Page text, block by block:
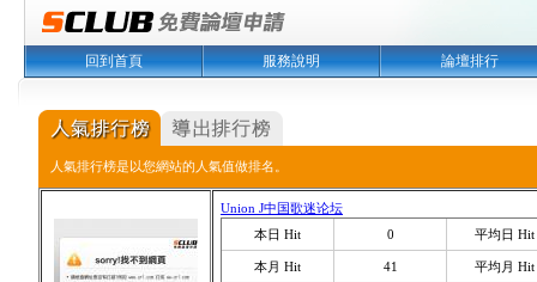
回到首頁 服務說明 論壇排行
人氣排行榜是以您網站的人氣值做排名。
Union J中国歌迷论坛
本日 Hit
0 平均日 Hit
本月 Hit 41 平均月 Hit